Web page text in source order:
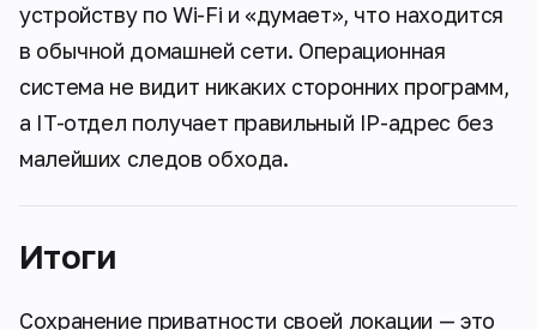
устройству по Wi-Fi и «думает», что находится
в обычной домашней сети. Операционная
система не видит никаких сторонних программ,
а IT-отдел получает правильный IP-адрес без
малейших следов обхода.
Итоги
Сохранение приватности своей локации — это